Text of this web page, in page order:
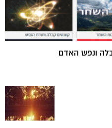
ונפש האדם